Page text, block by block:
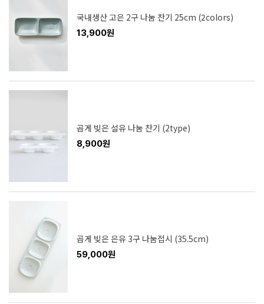
국내생산 고은 2구 나눔 찬기 25cm (2colors)
13,900원
곱게 빚은 설유 나눔 찬기 (2type)
8,900원
곱게 빚은 은유 3구 나눔접시 (35.5cm)
59,000원